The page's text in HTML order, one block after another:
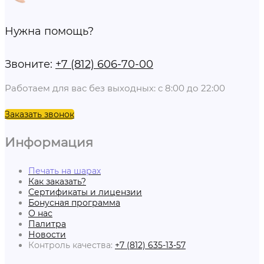
Нужна помощь?
Звоните: +7 (812) 606-70-00
Работаем для вас без выходных: с 8:00 до 22:00
Заказать звонок
Информация
Печать на шарах
Как заказать?
Сертификаты и лицензии
Бонусная программа
О нас
Палитра
Новости
Контроль качества: +7 (812) 635-13-57